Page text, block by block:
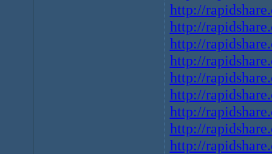
http://
http://
http://
http://
http://
http://
http://
http://
http://